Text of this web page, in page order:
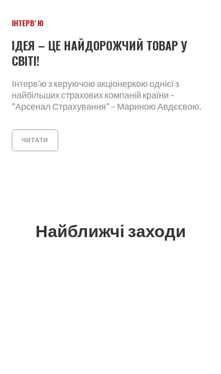
ІНТЕРВʼЮ
ІДЕЯ – ЦЕ НАЙДОРОЖЧИЙ ТОВАР У
СВІТІ!
Інтерв'ю з керуючою акціонеркою однієї з
найбільших страхових компаній країни –
"Арсенал Страхування" – Мариною Авдєєвою.
ЧИТАТИ
Найближчі заходи